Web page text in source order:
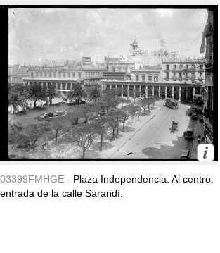
03399FMHGE - Plaza Independencia. Al centro:
entrada de la calle Sarandí.